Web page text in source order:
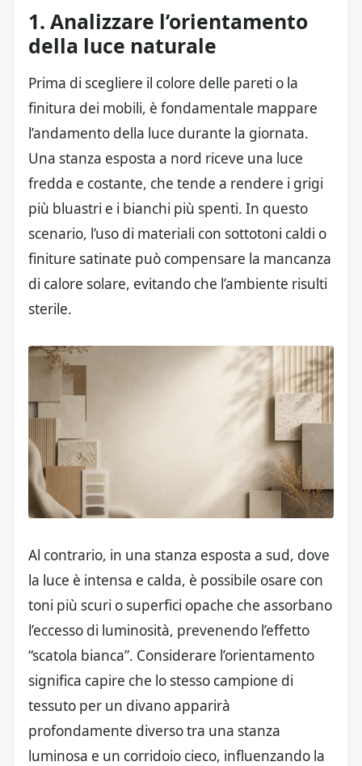
1. Analizzare l’orientamento
della luce naturale
Prima di scegliere il colore delle pareti o la
finitura dei mobili, è fondamentale mappare
l’andamento della luce durante la giornata.
Una stanza esposta a nord riceve una luce
fredda e costante, che tende a rendere i grigi
più bluastri e i bianchi più spenti. In questo
scenario, l’uso di materiali con sottotoni caldi o
finiture satinate può compensare la mancanza
di calore solare, evitando che l’ambiente risulti
sterile.
Al contrario, in una stanza esposta a sud, dove
la luce è intensa e calda, è possibile osare con
toni più scuri o superfici opache che assorbano
l’eccesso di luminosità, prevenendo l’effetto
“scatola bianca”. Considerare l’orientamento
significa capire che lo stesso campione di
tessuto per un divano apparirà
profondamente diverso tra una stanza
luminosa e un corridoio cieco, influenzando la